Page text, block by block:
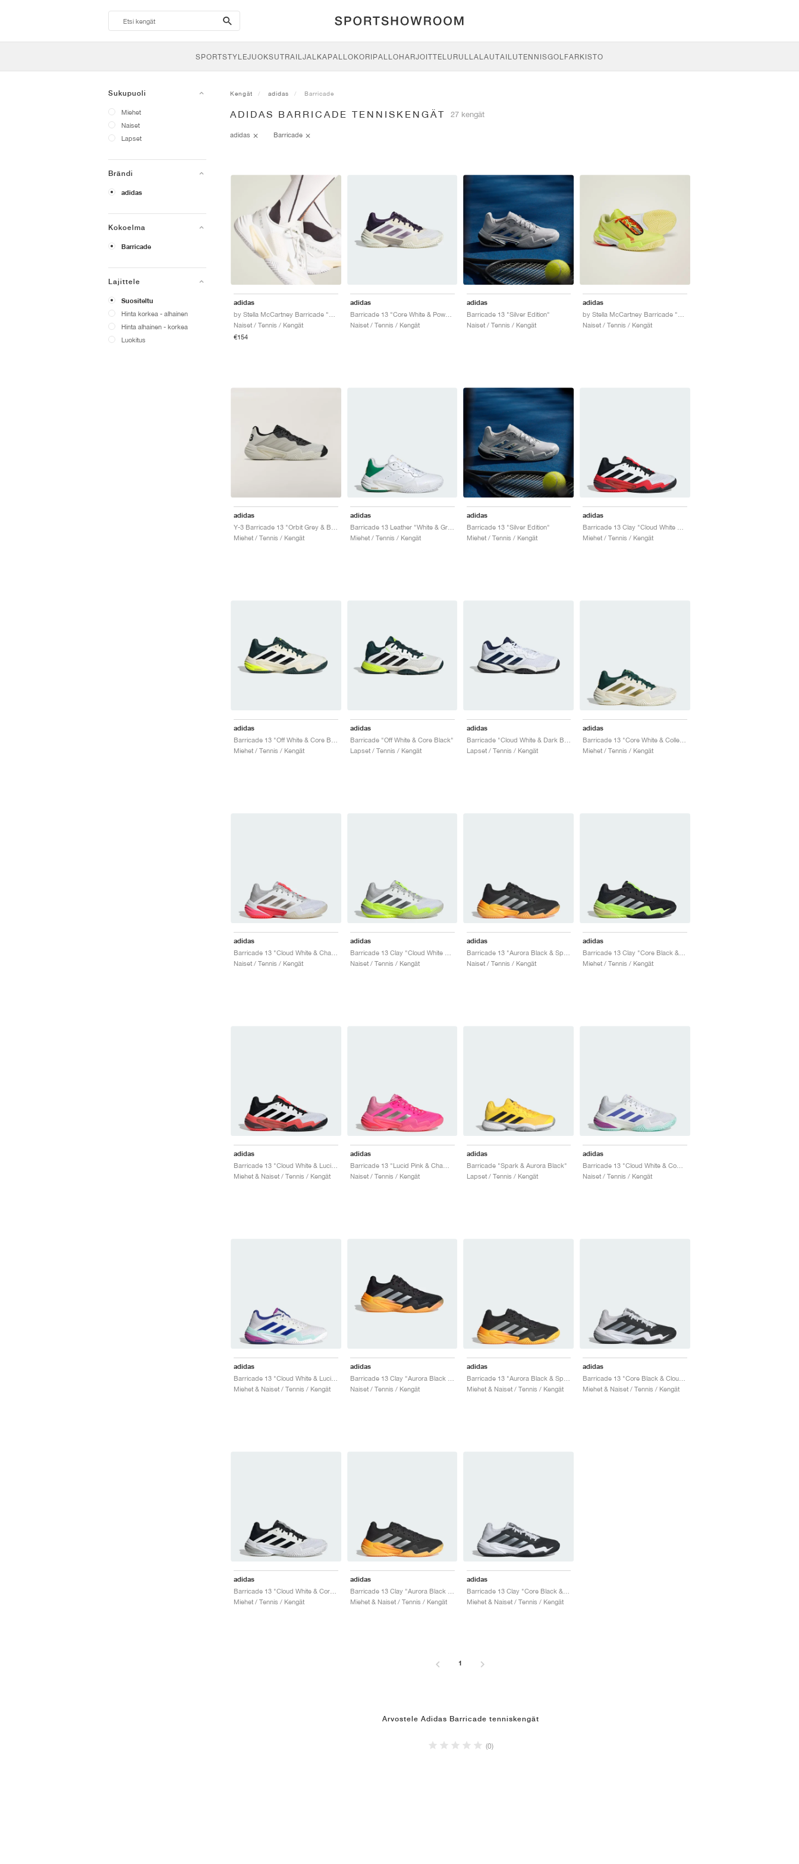
search-
btn
SPORTSTYLEJUOKSUTRAILJALKAPALLOKORIPALLOHARJOITTELU RULLALAUTAILUTENNISGOLFARKISTO
Sukupuoli
Miehet
Naiset
Lapset
Brändi
adidas
Kokoelma
Barricade
Lajittele
Suositeltu
Hinta korkea - alhainen
Hinta alhainen - korkea
Luokitus
Kengät adidas Barricade
ADIDAS BARRICADE TENNISKENGÄT 27 kengät
adidas Barricade
adidas
Naiset / Tennis / Kengät
€154
adidas
Barricade 13 "Core White & Powder Plum"
Naiset / Tennis / Kengät
adidas
Barricade 13 "Silver Edition"
Naiset / Tennis / Kengät
adidas
Naiset / Tennis / Kengät
adidas
Miehet / Tennis / Kengät
adidas
Barricade 13 Leather "White & Green"
Miehet / Tennis / Kengät
adidas
Barricade 13 "Silver Edition"
Miehet / Tennis / Kengät
adidas
Miehet / Tennis / Kengät
adidas
Miehet / Tennis / Kengät
adidas
Barricade "Off White & Core Black"
Lapset / Tennis / Kengät
adidas
Lapset / Tennis / Kengät
adidas
Miehet / Tennis / Kengät
adidas
Naiset / Tennis / Kengät
adidas
Naiset / Tennis / Kengät
adidas
Naiset / Tennis / Kengät
adidas
Miehet / Tennis / Kengät
adidas
Miehet & Naiset / Tennis / Kengät
adidas
Naiset / Tennis / Kengät
adidas
Barricade "Spark & Aurora Black"
Lapset / Tennis / Kengät
adidas
Naiset / Tennis / Kengät
adidas
Miehet & Naiset / Tennis / Kengät
adidas
Naiset / Tennis / Kengät
adidas
Miehet & Naiset / Tennis / Kengät
adidas
Miehet & Naiset / Tennis / Kengät
adidas
Miehet / Tennis / Kengät
adidas
Miehet & Naiset / Tennis / Kengät
adidas
Miehet & Naiset / Tennis / Kengät
1
Arvostele Adidas Barricade tenniskengät
(0)